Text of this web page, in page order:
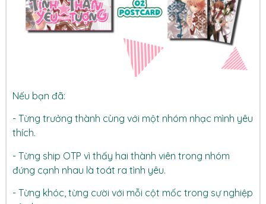
Nếu bạn đã:
- Từng trưởng thành cùng với một nhóm nhạc mình yêu
thích.
- Từng ship OTP vì thấy hai thành viên trong nhóm
đứng cạnh nhau là toát ra tình yêu.
- Từng khóc, từng cười với mỗi cột mốc trong sự nghiệp